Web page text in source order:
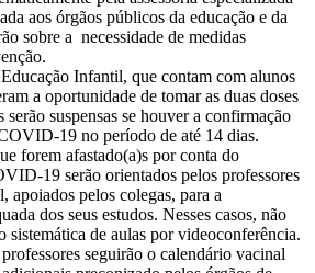
aos órgãos públicos da educação e da
sobre a necessidade de medidas
Infantil, que contam com alunos
a oportunidade de tomar as duas doses
serão suspensas se houver a confirmação
19 no período de até 14 dias.
forem afastado(a)s por conta do
19 serão orientados pelos professores
apoiados pelos colegas, para a
dos seus estudos. Nesses casos, não
sistemática de aulas por videoconferência.
seguirão o calendário vacinal